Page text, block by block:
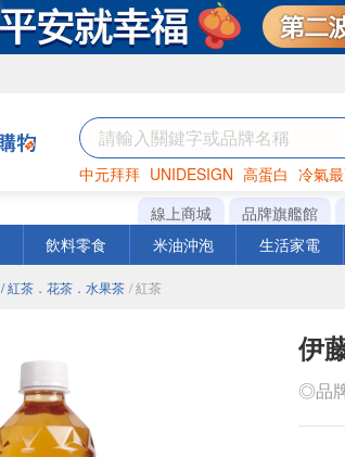
中元拜拜 UNIDESIGN 高蛋白 冷氣
罐頭 咖啡 海苔
線上商城 品牌旗艦館
飲料零食 米油沖泡 生活家電
/ 紅茶．花茶．水果茶 / 紅茶
伊
◎品